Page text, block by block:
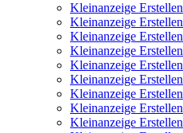
Kleinanzeige Erstellen
Kleinanzeige Erstellen
Kleinanzeige Erstellen
Kleinanzeige Erstellen
Kleinanzeige Erstellen
Kleinanzeige Erstellen
Kleinanzeige Erstellen
Kleinanzeige Erstellen
Kleinanzeige Erstellen